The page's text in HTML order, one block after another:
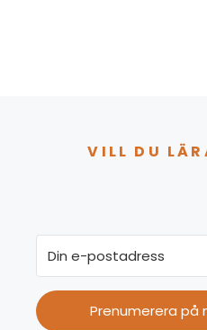
VILL DU
Prenumerera på